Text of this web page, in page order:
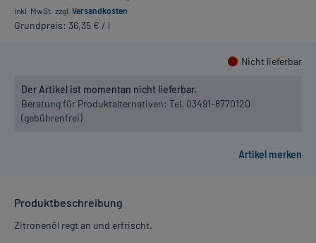
inkl. MwSt. zzgl. Versandkosten
Grundpreis: 36,35 € / l
Nicht lieferbar
Der Artikel ist momentan nicht lieferbar.
Beratung für Produktalternativen: Tel. 03491-8770120
(gebührenfrei)
Produktbeschreibung
Zitronenöl regt an und erfrischt.